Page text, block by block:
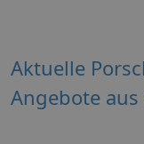
Aktuelle
Angebote